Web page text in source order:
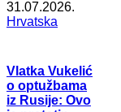
31.07.2026.
Hrvatska
Vlatka Vukelić
o optužbama
iz Rusije: Ovo